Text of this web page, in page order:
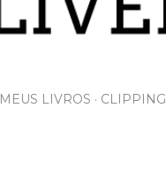
MEUS LIVROS CLIPPING